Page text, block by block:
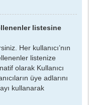
listesine
Her kullanıcı’nın
listenize
olarak Kullanıcı
üye adlarını
kullanarak